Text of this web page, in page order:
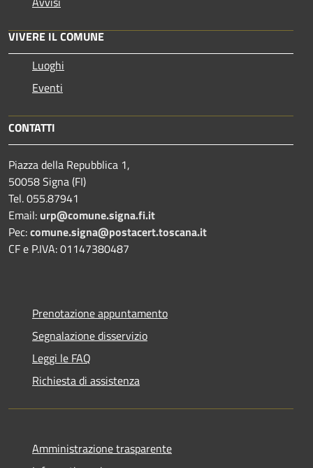
VIVERE IL COMUNE
Luoghi
Eventi
CONTATTI
Piazza della Repubblica 1,
50058 Signa (FI)
Tel. 055.87941
Email: urp@comune.signa.fi.it
Pec:comune.signa@postacert.toscana.it
CF e P.IVA: 01147380487
Prenotazione appuntamento
Segnalazione disservizio
Leggi le FAQ
Richiesta di assistenza
Amministrazione trasparente